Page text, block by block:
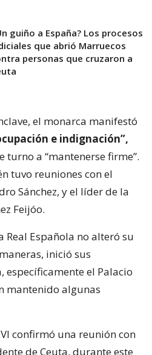
guiño a España? Los procesos
que abrió Marruecos
personas que cruzaron a
el monarca manifestó
e indignación”,
a “mantenerse firme”.
tuvo reuniones con el
Sánchez, y el líder de la
Feijóo.
Real Española no alteró su
inició sus
específicamente el Palacio
mantenido algunas
confirmó una reunión con
de Ceuta, durante este